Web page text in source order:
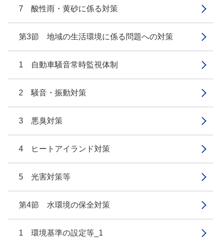
7 酸性雨・黄砂に係る対策
第3節 地域の生活環境に係る問題への対策
1 自動車騒音常時監視体制
2 騒音・振動対策
3 悪臭対策
4 ヒートアイランド対策
5 光害対策等
第4節 水環境の保全対策
1 環境基準の設定等_1